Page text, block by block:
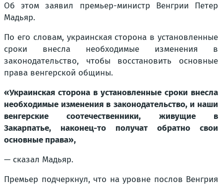
Об этом заявил премьер-министр Венгрии Петер
Мадьяр.
По его словам, украинская сторона в установленные
сроки внесла необходимые изменения в
законодательство, чтобы восстановить основные
права венгерской общины.
«Украинская сторона в установленные сроки внесла
необходимые изменения в законодательство, и наши
венгерские соотечественники, живущие в
Закарпатье, наконец-то получат обратно свои
основные права»,
— сказал Мадьяр.
Премьер подчеркнул, что на уровне послов Венгрия